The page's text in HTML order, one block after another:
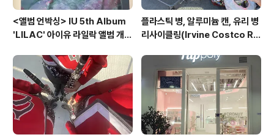
<앨범 언박싱> IU 5th Album
'LILAC' 아이유 라일락 앨범 개봉
플라스틱 병, 알루미늄 캔, 유리 병
리사이클링(Irvine Costco Re
Bottles